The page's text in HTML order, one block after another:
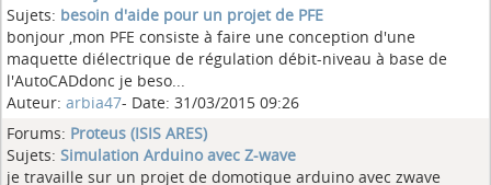
Sujets: besoin d'aide pour un projet de PFE
bonjour ,mon PFE consiste à faire une conception d'une
maquette diélectrique de régulation débit-niveau à base de
l'AutoCADdonc je beso...
Auteur: arbia47- Date: 31/03/2015 09:26
Forums: Proteus (ISIS ARES)
Sujets: Simulation Arduino avec Z-wave
je travaille sur un projet de domotique arduino avec zwave